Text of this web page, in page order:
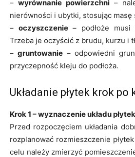
– wyrównanie powierzchni –
nierówności i ubytki, stosując masę
– oczyszczenie– podłoże musi
Trzeba je oczyścić z brudu, kurzu i
– gruntowanie – odpowiedni
przyczepność kleju do podłoża.
Układanie płytek krok po
Krok 1 – wyznaczenie układu płytek
Przed rozpoczęciem układania
rozplanować rozmieszczenie
celu należy zmierzyć